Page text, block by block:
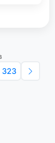
323